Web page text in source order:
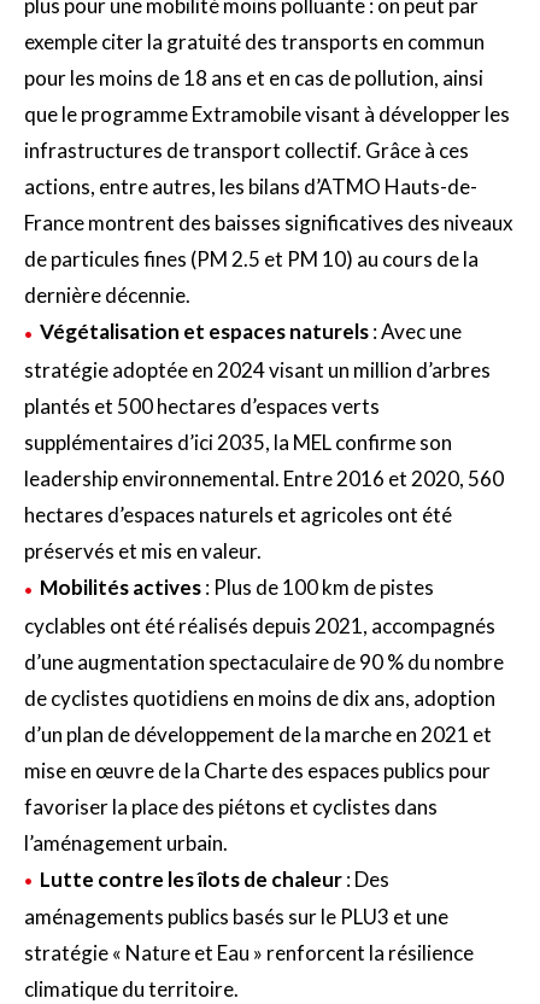
plus pour une mobilité moins polluante : on peut par
exemple citer la gratuité des transports en commun
pour les moins de 18 ans et en cas de pollution, ainsi
que le programme Extramobile visant à développer les
infrastructures de transport collectif. Grâce à ces
actions, entre autres, les bilans d’ATMO Hauts-de-
France montrent des baisses significatives des niveaux
de particules fines (PM 2.5 et PM 10) au cours de la
dernière décennie.
Végétalisation et espaces naturels: Avec une
stratégie adoptée en 2024 visant un million d’arbres
plantés et 500 hectares d’espaces verts
supplémentaires d’ici 2035, la MEL confirme son
leadership environnemental. Entre 2016 et 2020, 560
hectares d’espaces naturels et agricoles ont été
préservés et mis en valeur.
Mobilités actives: Plus de 100 km de pistes
cyclables ont été réalisés depuis 2021, accompagnés
d’une augmentation spectaculaire de 90 % du nombre
de cyclistes quotidiens en moins de dix ans, adoption
d’un plan de développement de la marche en 2021 et
mise en œuvre de la Charte des espaces publics pour
favoriser la place des piétons et cyclistes dans
l’aménagement urbain.
Lutte contre les îlots de chaleur: Des
aménagements publics basés sur le PLU3 et une
stratégie « Nature et Eau » renforcent la résilience
climatique du territoire.